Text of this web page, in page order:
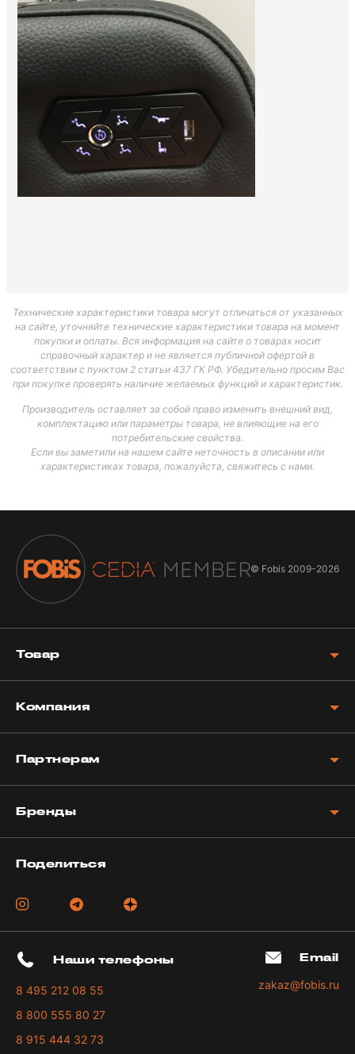
Технические характеристики товара могут отличаться от указанных
на сайте, уточняйте технические характеристики товара на момент
покупки и оплаты. Вся информация на сайте о товарах носит
справочный характер и не является публичной офертой в
соответствии с пунктом 2 статьи 437 ГК РФ. Убедительно просим Вас
при покупке проверять наличие желаемых функций и характеристик.
Производитель оставляет за собой право изменить внешний вид,
комплектацию или параметры товара, не влияющие на его
потребительские свойства.
Если вы заметили на нашем сайте неточность в описании или
характеристиках товара, пожалуйста, свяжитесь с нами.
© Fobis 2009-2026
Товар
Компания
Партнерам
Бренды
Поделиться
Наши телефоны
8 495 212 08 55
8 800 555 80 27
8 915 444 32 73
Email
zakaz@fobis.ru